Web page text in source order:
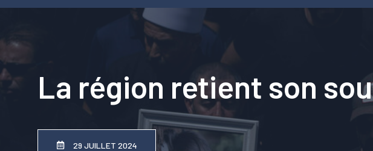
La région retient son
29 JUILLET 2024